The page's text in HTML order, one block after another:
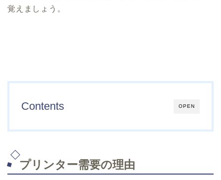
覚えましょう。
OPEN
Contents
プリンター需要の理由